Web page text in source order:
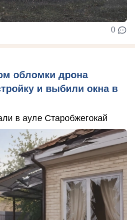
0
обломки дрона
и выбили окна в
в ауле Старобжегокай